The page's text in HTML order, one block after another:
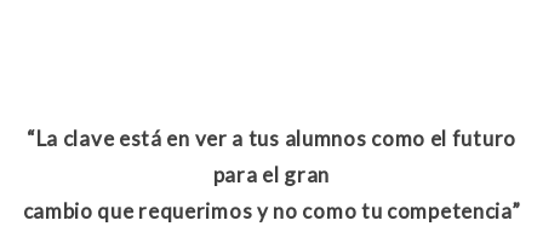
“La clave está en ver a tus alumnos como el futuro
para el gran
cambio que requerimos y no como tu competencia”